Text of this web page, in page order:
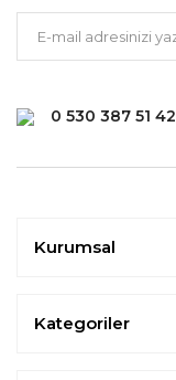
0 530 387 51 42
Kurumsal
Kategoriler